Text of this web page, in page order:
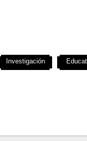
Investigación